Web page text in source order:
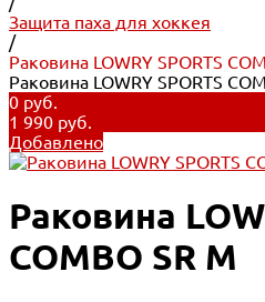
Защита паха для хоккея
/
Раковина LOWRY SPORTS
Раковина LOWRY SPORTS
0 руб.
1 990 руб.
Добавлено
Раковина
COMBO SR M